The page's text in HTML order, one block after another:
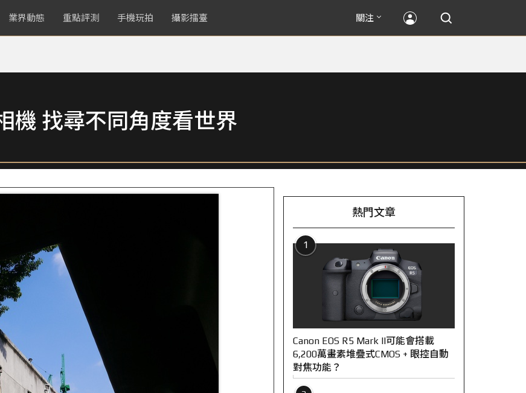
業界動態 重點評測 手機玩拍 攝影擂臺 關注
機 找尋不同角度看世界
熱門文章
1
Canon EOS R5 Mark II可能會搭載
6,200萬畫素堆疊式CMOS + 眼控自動
對焦功能？